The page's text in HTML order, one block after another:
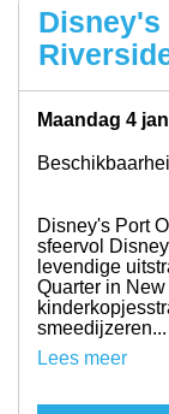
Disney's
maandag 4
Disney's Port
sfeervol
levendige
Quarter in
smeedijzeren...
Lees meer